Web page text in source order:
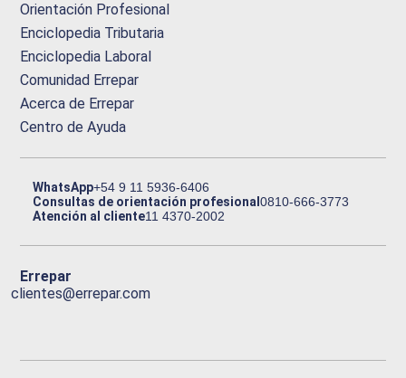
Orientación Profesional
Enciclopedia Tributaria
Enciclopedia Laboral
Comunidad Errepar
Acerca de Errepar
Centro de Ayuda
WhatsApp+54 9 11 5936-6406
Consultas de orientación profesional0810-666-3773
Atención al cliente11 4370-2002
Errepar
clientes@errepar.com